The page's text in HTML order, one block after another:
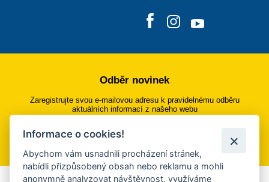
Odběr novinek
Zaregistrujte svou e-mailovou adresu k pravidelnému odběru
aktuálních informací z našeho webu
Přihlásit se k odběru
Informace o cookies!
Abychom vám usnadnili procházení stránek,
nabídli přizpůsobený obsah nebo reklamu a mohli
anonymně analyzovat návštěvnost, využíváme